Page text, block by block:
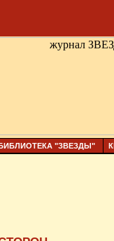
"ЗВЕЗДЫ"